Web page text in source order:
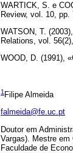
WARTICK, S. e
Review, vol. 10, pp.
WATSON, T.
Relations, vol.
WOOD, D. (1991),
1 Filipe Almeida
falmeida@fe.uc.pt
Doutor em
Vargas). Mestre em
Faculdade de